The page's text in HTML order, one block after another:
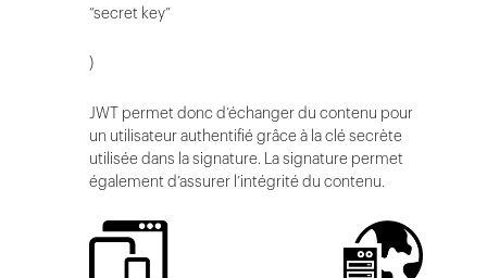
“secret key”
)
JWT permet donc d’échanger du contenu pour
un utilisateur authentifié grâce à la clé secrète
utilisée dans la signature. La signature permet
également d’assurer l’intégrité du contenu.